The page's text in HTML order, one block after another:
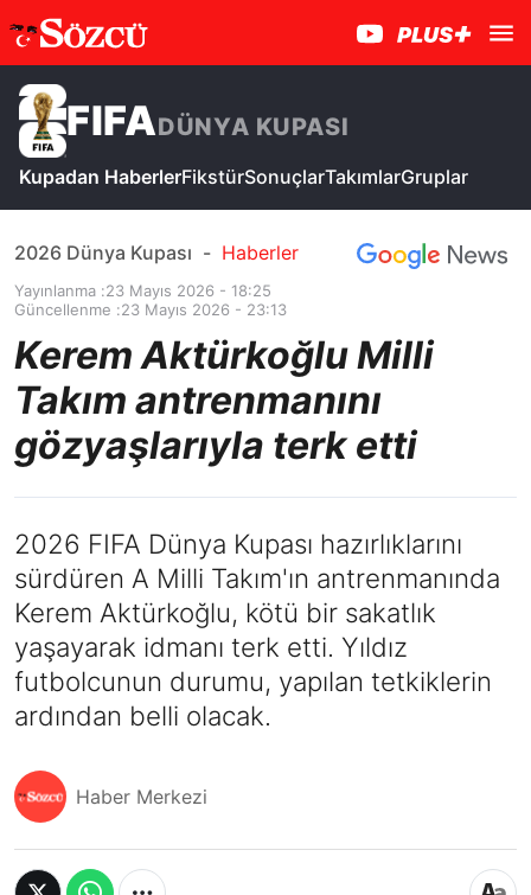
FIFADÜNYA KUPASI
Kupadan HaberlerFikstürSonuçlarTakımlarGruplar
2026 Dünya Kupası - Haberler
Yayınlanma :23 Mayıs 2026 - 18:25
Güncellenme :23 Mayıs 2026 - 23:13
Kerem Aktürkoğlu Milli
Takım antrenmanını
gözyaşlarıyla terk etti
2026 FIFA Dünya Kupası hazırlıklarını
sürdüren A Milli Takım'ın antrenmanında
Kerem Aktürkoğlu, kötü bir sakatlık
yaşayarak idmanı terk etti. Yıldız
futbolcunun durumu, yapılan tetkiklerin
ardından belli olacak.
Haber Merkezi